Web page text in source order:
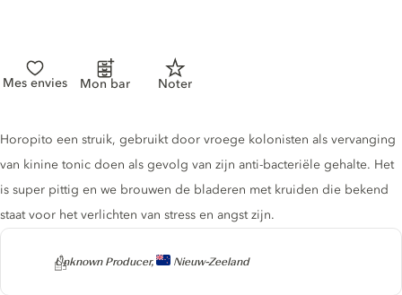
Mes envies Mon bar Noter
Producer
Unknown Producer, Nieuw-Zeeland
Tonic description
Horopito een struik, gebruikt door vroege kolonisten als vervanging
van kinine tonic doen als gevolg van zijn anti-bacteriële gehalte. Het
is super pittig en we brouwen de bladeren met kruiden die bekend
staat voor het verlichten van stress en angst zijn.